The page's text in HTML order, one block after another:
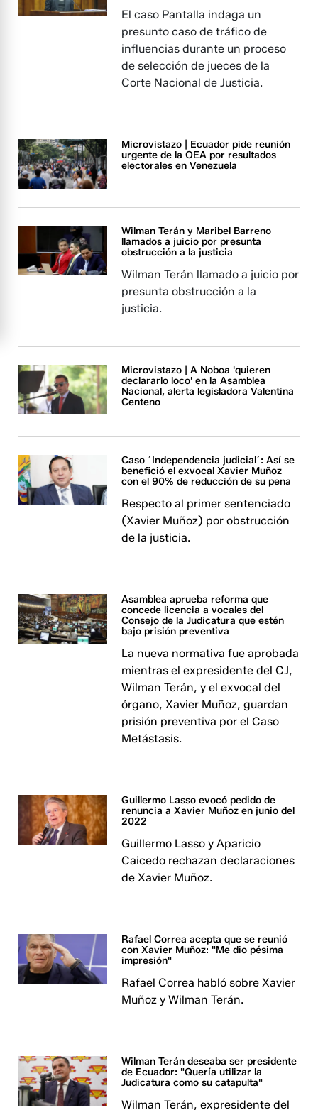
El caso Pantalla indaga un
presunto caso de tráfico de
influencias durante un proceso
de selección de jueces de la
Corte Nacional de Justicia.
Microvistazo | Ecuador pide reunión
urgente de la OEA por resultados
electorales en Venezuela
Wilman Terán y Maribel Barreno
llamados a juicio por presunta
obstrucción a la justicia
Wilman Terán llamado a juicio por
presunta obstrucción a la
justicia.
Microvistazo | A Noboa 'quieren
declararlo loco' en la Asamblea
Nacional, alerta legisladora Valentina
Centeno
Caso ´Independencia judicial´: Así se
benefició el exvocal Xavier Muñoz
con el 90% de reducción de su pena
Respecto al primer sentenciado
(Xavier Muñoz) por obstrucción
de la justicia.
Asamblea aprueba reforma que
concede licencia a vocales del
Consejo de la Judicatura que estén
bajo prisión preventiva
La nueva normativa fue aprobada
mientras el expresidente del CJ,
Wilman Terán, y el exvocal del
órgano, Xavier Muñoz, guardan
prisión preventiva por el Caso
Metástasis.
Guillermo Lasso evocó pedido de
renuncia a Xavier Muñoz en junio del
2022
Guillermo Lasso y Aparicio
Caicedo rechazan declaraciones
de Xavier Muñoz.
Rafael Correa acepta que se reunió
con Xavier Muñoz: "Me dio pésima
impresión"
Rafael Correa habló sobre Xavier
Muñoz y Wilman Terán.
Wilman Terán deseaba ser presidente
de Ecuador: "Quería utilizar la
Judicatura como su catapulta"
Wilman Terán, expresidente del